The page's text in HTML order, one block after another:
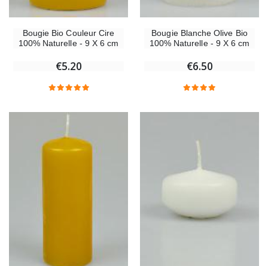
Bougie Bio Couleur Cire
100% Naturelle - 9 X 6 cm
€5.20
Bougie Blanche Olive Bio
100% Naturelle - 9 X 6 cm
€6.50